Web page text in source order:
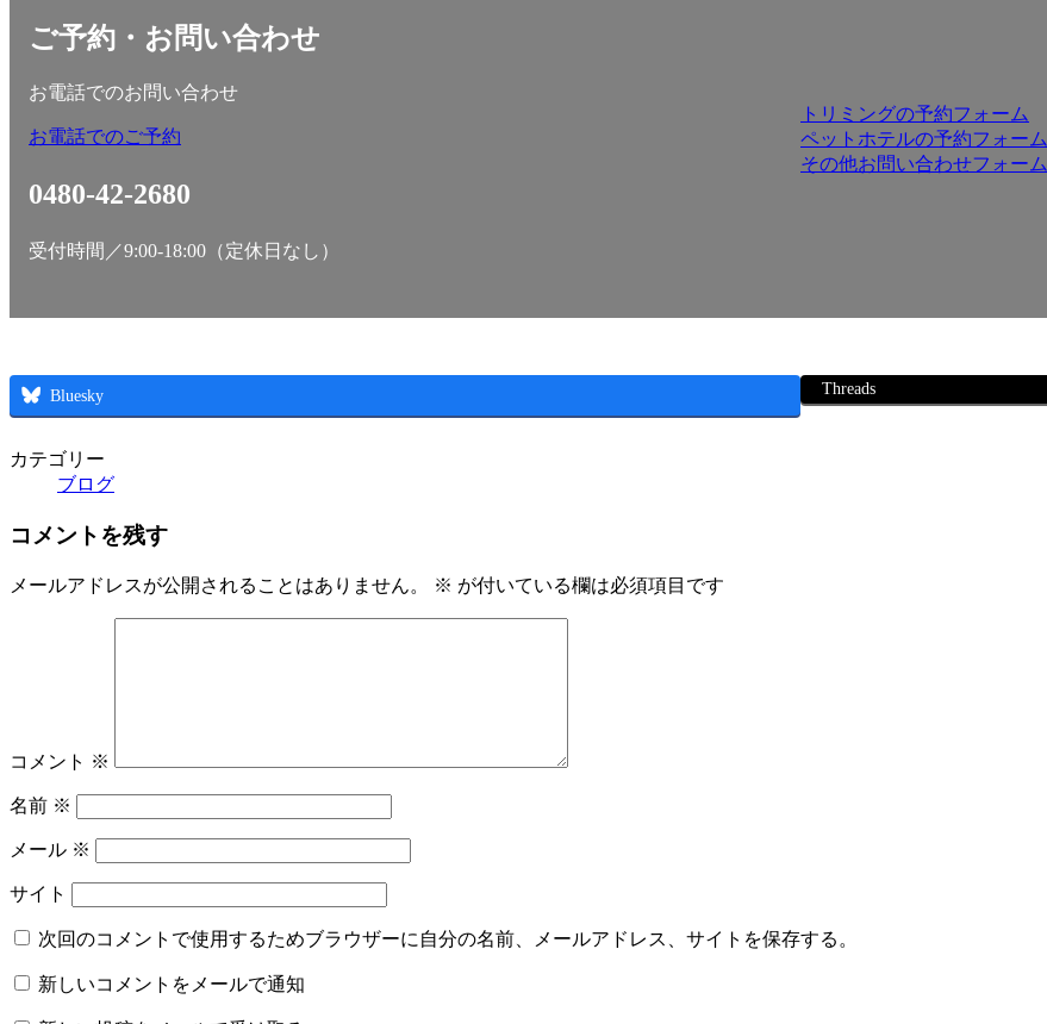
ご予約・お問い合わせ
お電話でのお問い合わせ
お電話でのご予約
0480-42-2680
受付時間／9:00-18:00（定休日なし）
トリミングの予約フォーム
ペットホテルの予約フォーム
その他お問い合わせフォーム
Bluesky Threads
カテゴリー
ブログ
コメントを残す
メールアドレスが公開されることはありません。 ※ が付いている欄は必須項目です
コメント ※
名前 ※
メール ※
サイト
次回のコメントで使用するためブラウザーに自分の名前、メールアドレス、サイトを保存する。
新しいコメントをメールで通知